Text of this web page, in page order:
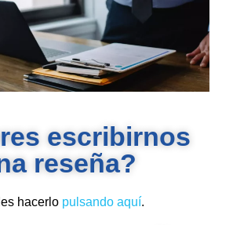
escribirnos
reseña?
hacerlo pulsando aquí.